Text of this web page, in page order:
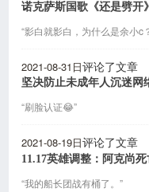
诺克萨斯国歌《还是劈开
“影白就影白，为什么是余小c
2021-08-31日评论了文章
坚决防止未成年人沉迷网
“刷脸认证😂”
2021-08-19日评论了文章
“我的船长团战有桶了。”